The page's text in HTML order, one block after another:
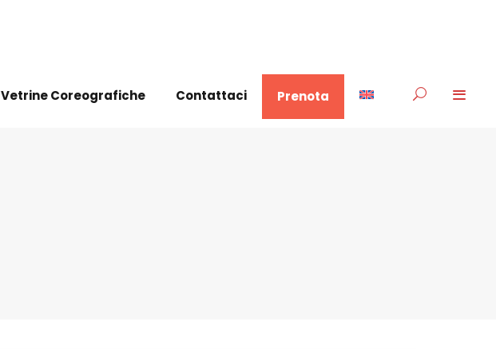
Vetrine Coreografiche Contattaci Prenota